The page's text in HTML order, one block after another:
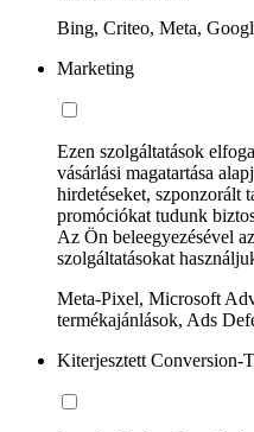
Bing, Criteo, Meta,
Marketing
Ezen szolgáltatások
vásárlási magatartása
hirdetéseket, szponzorált
promóciókat tudunk
Az Ön beleegyezésével
szolgáltatásokat
Meta-Pixel, Microsoft
termékajánlások, Ads
Kiterjesztett Conversion-